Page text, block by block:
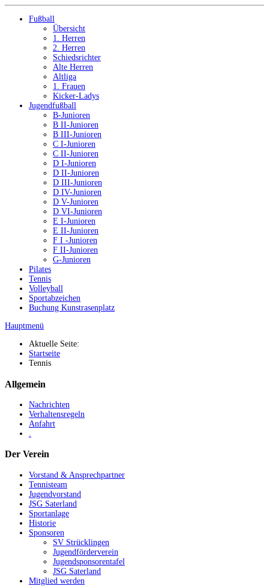
Fußball
Übersicht
1. Herren
2. Herren
Schiedsrichter
Alte Herren
Altliga
1. Frauen
Kicker-Ladys
Jugendfußball
B-Junioren
B II-Junioren
B III-Junioren
C I-Junioren
C II-Junioren
D I-Junioren
D II-Junioren
D III-Junioren
D IV-Junioren
D V-Junioren
D VI-Junioren
E I-Junioren
E II-Junioren
F I -Junioren
F II-Junioren
G-Junioren
Pilates
Tennis
Volleyball
Sportabzeichen
Buchung Kunstrasenplatz
Hauptmenü
Aktuelle Seite:
Startseite
Tennis
Allgemein
Nachrichten
Verhaltensregeln
Anfahrt
.
Der Verein
Vorstand & Ansprechpartner
Tennisteam
Jugendvorstand
JSG Saterland
Sportanlage
Historie
Sponsoren
SV Strücklingen
Jugendförderverein
Jugendsponsorentafel
JSG Saterland
Mitglied werden